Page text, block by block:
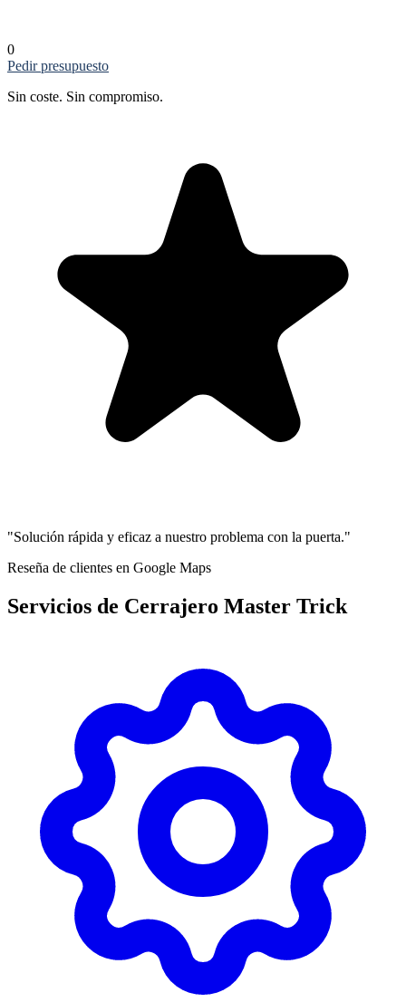
0
Pedir presupuesto
Sin coste. Sin compromiso.
"Solución rápida y eficaz a nuestro problema con la puerta."
Reseña de clientes en Google Maps
Servicios de Cerrajero Master Trick